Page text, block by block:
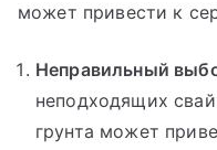
может привести к
Неправильный
неподходящих
грунта может